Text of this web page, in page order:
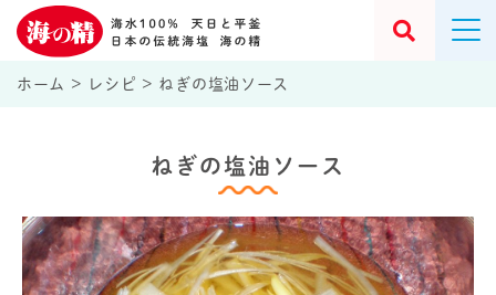
ホーム > レシピ > ねぎの塩油ソース
ねぎの塩油ソース